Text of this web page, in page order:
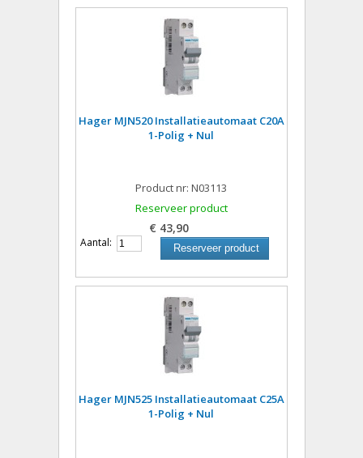
Hager MJN520 Installatieautomaat C20A
1-Polig + Nul
Product nr: N03113
Reserveer product
€ 43,90
Aantal: Reserveer product
Hager MJN525 Installatieautomaat C25A
1-Polig + Nul